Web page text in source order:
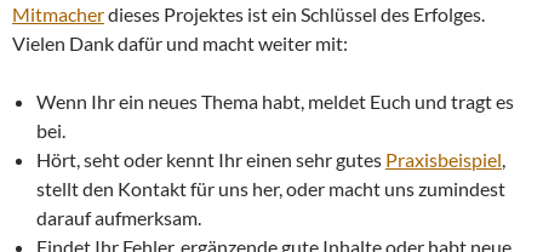
Mitmacherdieses Projektes ist ein Schlüssel des Erfolges.
Vielen Dank dafür und macht weiter mit:
Wenn Ihr ein neues Thema habt, meldet Euch und tragt es
bei.
Hört, seht oder kennt Ihr einen sehr gutes Praxisbeispiel
stellt den Kontakt für uns her, oder macht uns zumindest
darauf aufmerksam.
Findet Ihr Fehler, ergänzende gute Inhalte oder habt neue